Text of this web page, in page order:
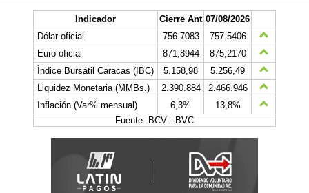
Indicador Cierre Ant 07/08/2026
Dólar oficial
756.7083
757.5406
Euro oficial
871,8944
875,2170
Índice Bursátil Caracas (IBC)
5.158,98
5.256,49
Liquidez Monetaria (MMBs.)
2.390.884
2.466.946
Inflación (Var% mensual)
6,3%
13,8%
Fuente: BCV - BVC